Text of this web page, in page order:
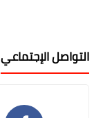
التواصل الإجتماعي